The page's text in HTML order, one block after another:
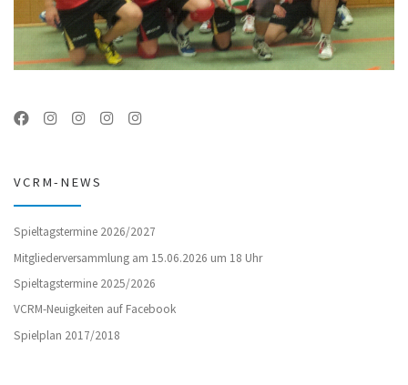
VCRM-NEWS
Spieltagstermine 2026/2027
Mitgliederversammlung am 15.06.2026 um 18 Uhr
Spieltagstermine 2025/2026
VCRM-Neuigkeiten auf Facebook
Spielplan 2017/2018